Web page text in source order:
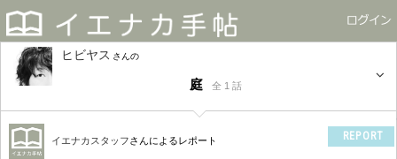
ヒビヤス さん
庭 全 1 話
イエナカスタッフさんによるレポート REPORT